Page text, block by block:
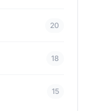
20
18
15